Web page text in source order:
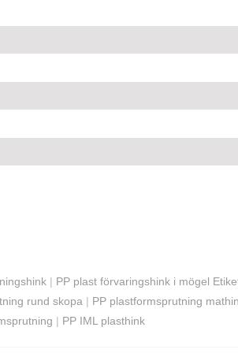
| PP plast förvaringshink i mögel
rund skopa | PP plastformsprutning
| PP IML plasthink